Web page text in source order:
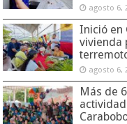
agosto 6,
Inició en
vivienda
agosto 6,
Más de